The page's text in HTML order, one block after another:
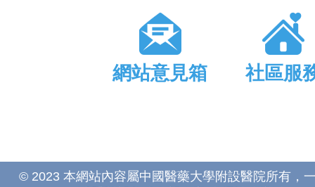
網站意見箱 社區服
© 2023 本網站內容屬中國醫藥大學附設醫院所有，